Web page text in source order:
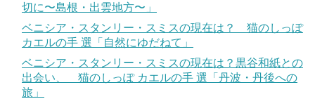
切に〜島根・出雲地方〜」
ベニシア・スタンリー・スミスの現在は？ 猫のしっぽ
カエルの手 選「自然にゆだねて」
ベニシア・スタンリー・スミスの現在は？黒谷和紙との
出会い、 猫のしっぽ カエルの手 選「丹波・丹後への
旅」